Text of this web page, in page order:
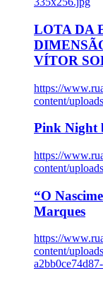
LOTA DA
VÍTOR
https://
content/
Pink Night
https://
content/
“O
Marques
https://
content/